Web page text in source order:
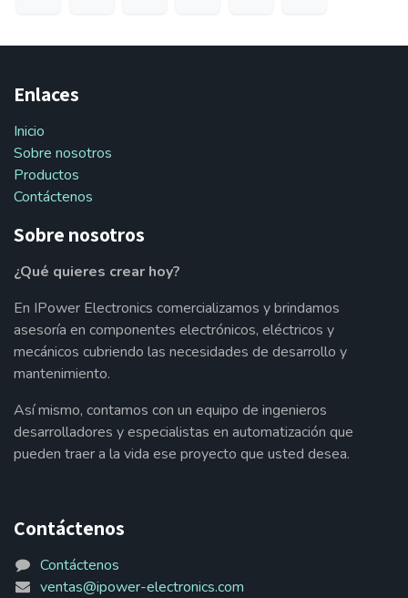
Enlaces
Inicio
Sobre nosotros
Productos
Contáctenos
Sobre nosotros
¿Qué quieres crear hoy?
En IPower Electronics comercializamos y brindamos
asesoría en componentes electrónicos, eléctricos y
mecánicos cubriendo las necesidades de desarrollo y
mantenimiento.
Así mismo, contamos con un equipo de ingenieros
desarrolladores y especialistas en automatización que
pueden traer a la vida ese proyecto que usted desea.
Contáctenos
Contáctenos
ventas@ipower-electronics.com